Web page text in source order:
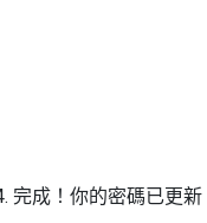
完成！你的密碼已更新